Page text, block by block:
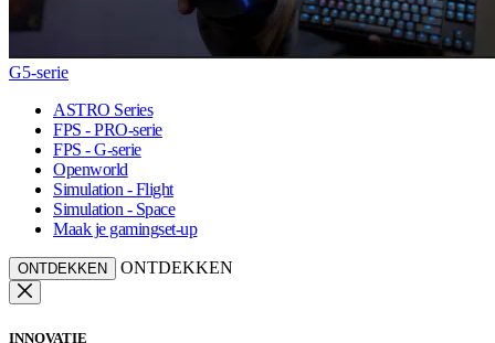
G5-serie
ASTRO Series
FPS - PRO-serie
FPS - G-serie
Openworld
Simulation - Flight
Simulation - Space
Maak je gamingset-up
ONTDEKKEN ONTDEKKEN
INNOVATIE